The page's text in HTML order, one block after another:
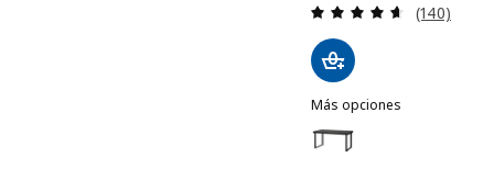
Revisa:
(140)
Más opciones
Opción: TARSELE,